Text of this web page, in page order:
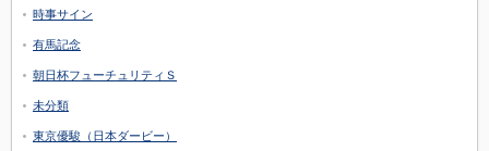
時事サイン
有馬記念
朝日杯フューチュリティＳ
未分類
東京優駿（日本ダービー）